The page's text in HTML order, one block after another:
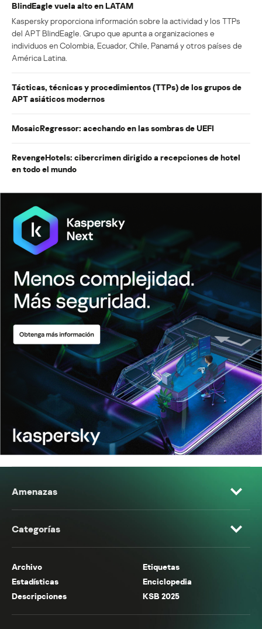
BlindEagle vuela alto en LATAM
Kaspersky proporciona información sobre la actividad y los TTPs
del APT BlindEagle. Grupo que apunta a organizaciones e
individuos en Colombia, Ecuador, Chile, Panamá y otros países de
América Latina.
Tácticas, técnicas y procedimientos (TTPs) de los grupos de
APT asiáticos modernos
MosaicRegressor: acechando en las sombras de UEFI
RevengeHotels: cibercrimen dirigido a recepciones de hotel
en todo el mundo
Amenazas
Categorías
Archivo
Etiquetas
Estadísticas
Enciclopedia
Descripciones
KSB 2025